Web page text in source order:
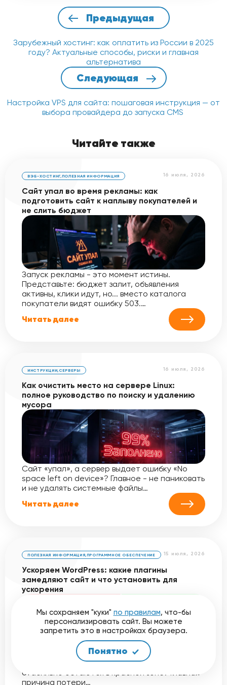
Предыдущая
Зарубежный хостинг: как оплатить из России в 2025
году? Актуальные способы, риски и главная
альтернатива
Следующая
Настройка VPS для сайта: пошаговая инструкция — от
выбора провайдера до запуска CMS
Читайте также
16 июля, 2026
ВЭБ-ХОСТИНГ,ПОЛЕЗНАЯ ИНФОРМАЦИЯ
Сайт упал во время рекламы: как
подготовить сайт к наплыву покупателей и
не слить бюджет
Запуск рекламы - это момент истины.
Представьте: бюджет залит, объявления
активны, клики идут, но... вместо каталога
покупатели видят ошибку 503.…
Читать далее
16 июля, 2026
ИНСТРУКЦИИ, СЕРВЕРЫ
Как очистить место на сервере Linux:
полное руководство по поиску и удалению
мусора
Сайт «упал», а сервер выдает ошибку «No
space left on device»? Главное - не паниковать
и не удалять системные файлы…
Читать далее
15 июля, 2026
ПОЛЕЗНАЯ ИНФОРМАЦИЯ,ПРОГРАММНОЕ ОБЕСПЕЧЕНИЕ
Ускоряем WordPress: какие плагины
замедляют сайт и что установить для
ускорения
Почему ваш сайт на WordPress работает
медленно, а оценки в PageSpeed Insights
стабильно остаются в красной зоне? Главная
причина потери…
Мы сохраняем "куки" по правилам, что-бы
персонализировать сайт. Вы можете
запретить это в настройках браузера.
Понятно